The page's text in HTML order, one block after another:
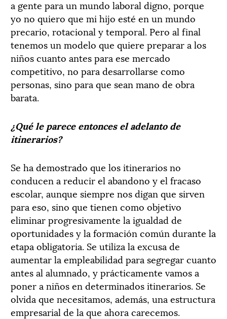
a gente para un mundo laboral digno, porque
yo no quiero que mi hijo esté en un mundo
precario, rotacional y temporal. Pero al final
tenemos un modelo que quiere preparar a los
niños cuanto antes para ese mercado
competitivo, no para desarrollarse como
personas, sino para que sean mano de obra
barata.
¿Qué le parece entonces el adelanto de
itinerarios?
Se ha demostrado que los itinerarios no
conducen a reducir el abandono y el fracaso
escolar, aunque siempre nos digan que sirven
para eso, sino que tienen como objetivo
eliminar progresivamente la igualdad de
oportunidades y la formación común durante la
etapa obligatoria. Se utiliza la excusa de
aumentar la empleabilidad para segregar cuanto
antes al alumnado, y prácticamente vamos a
poner a niños en determinados itinerarios. Se
olvida que necesitamos, además, una estructura
empresarial de la que ahora carecemos.